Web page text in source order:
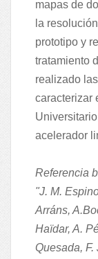
mapas de
la
prototipo y
tratamiento
realizado
caracterizar
acelerador
Referencia
"J. M.
Arráns,
Haïdar, A.
Quesada, F.